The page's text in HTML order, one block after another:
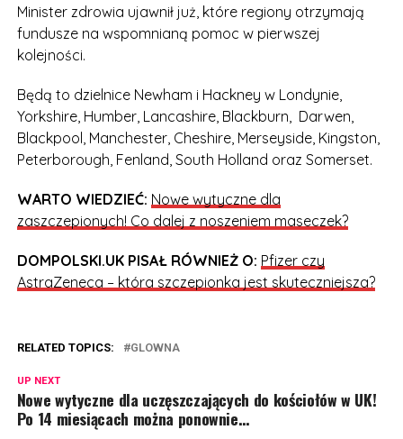
Minister zdrowia ujawnił już, które regiony otrzymają
fundusze na wspomnianą pomoc w pierwszej
kolejności.
Będą to dzielnice Newham i Hackney w Londynie,
Yorkshire, Humber, Lancashire, Blackburn, Darwen,
Blackpool, Manchester, Cheshire, Merseyside, Kingston,
Peterborough, Fenland, South Holland oraz Somerset.
WARTO WIEDZIEĆ: Nowe wytyczne dla
zaszczepionych! Co dalej z noszeniem maseczek?
DOMPOLSKI.UK PISAŁ RÓWNIEŻ O: Pfizer czy
AstraZeneca – która szczepionka jest skuteczniejsza?
RELATED TOPICS: GLOWNA
UP NEXT
Nowe wytyczne dla uczęszczających do kościołów w UK!
Po 14 miesiącach można ponownie…